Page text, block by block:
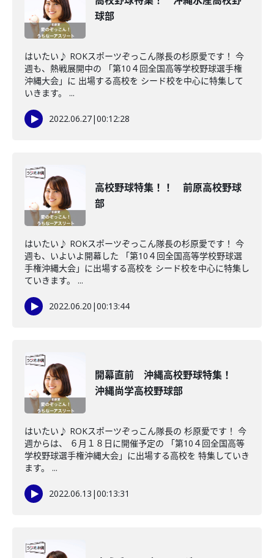
球部
はいたい♪ ROKスポーツぞっこん隊長の杉原愛です！ 今
週も、熱戦展開中の 「第10４回全国高等学校野球選手権
沖縄大会」に 出場する高校を シード校を中心に特集して
いきます。 ...
2022.06.27|00:12:28
高校野球特集！！ 前原高校野球
部
はいたい♪ ROKスポーツぞっこん隊長の杉原愛です！ 今
週も、いよいよ開幕した 「第10４回全国高等学校野球選
手権沖縄大会」に出場する高校を シード校を中心に特集し
ていきます。 ...
2022.06.20 |00:13:44
開幕直前 沖縄高校野球特集！
沖縄尚学高校野球部
はいたい♪ ROKスポーツぞっこん隊長の 杉原愛です！ 今
週からは、 ６月１８日に開催予定の 「第10４回全国高等
学校野球選手権沖縄大会」に出場する高校を 特集していき
ます。 ...
2022.06.13 |00:13:31